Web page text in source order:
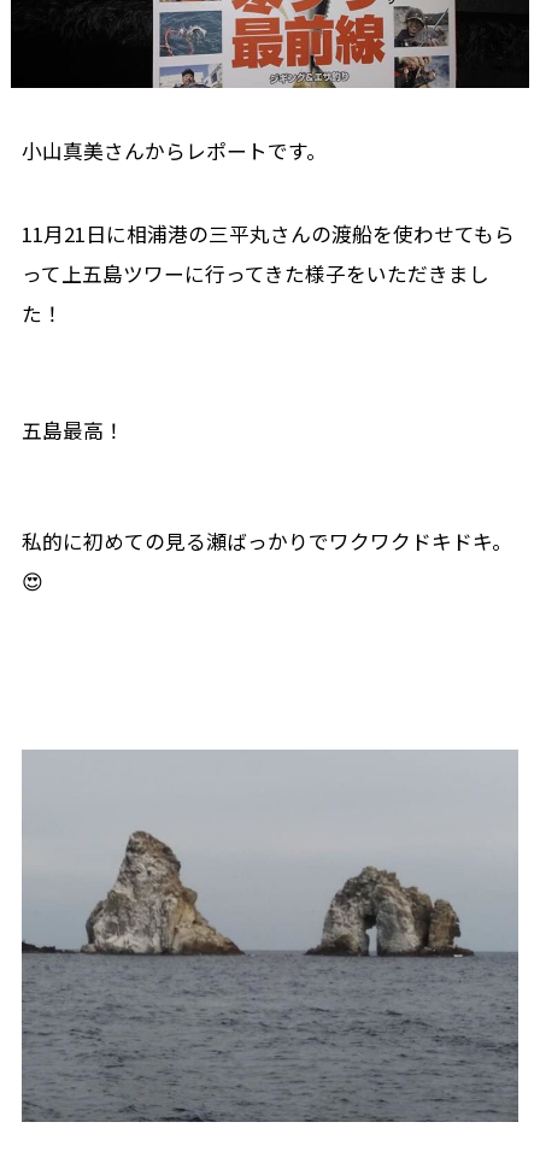
小山真美さんからレポートです。
11月21日に相浦港の三平丸さんの渡船を使わせてもら
って上五島ツワーに行ってきた様子をいただきまし
た！
五島最高！
私的に初めての見る瀬ばっかりでワクワクドキドキ。
😍